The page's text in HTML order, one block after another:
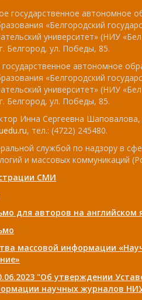
государственное автономное
«Белгородский
университет» (НИУ
Белгород, ул. Победы, 85.
автономное
«Белгородский
университет» (НИУ
Белгород, ул. Победы, 85.
Инна Сергеевна
, тел.: (4722) 245480.
службой по надзору в
и массовых коммуникаций
СМИ
для авторов на английском
массовой информации
"Об утверждении
научных журналов